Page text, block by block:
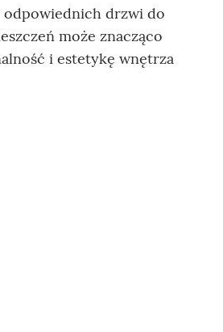
odpowiednich drzwi do
może znacząco
i estetykę wnętrza